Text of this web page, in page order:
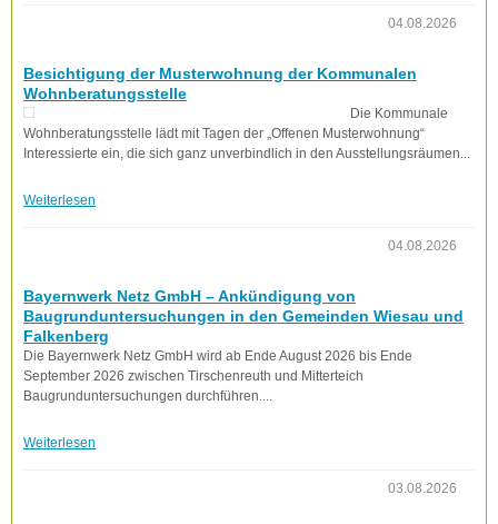
04.08.2026
Besichtigung der Musterwohnung der Kommunalen
Wohnberatungsstelle
Die Kommunale
Wohnberatungsstelle lädt mit Tagen der „Offenen Musterwohnung“
Interessierte ein, die sich ganz unverbindlich in den Ausstellungsräumen...
Weiterlesen
04.08.2026
Bayernwerk Netz GmbH – Ankündigung von
Baugrunduntersuchungen in den Gemeinden Wiesau und
Falkenberg
Die Bayernwerk Netz GmbH wird ab Ende August 2026 bis Ende
September 2026 zwischen Tirschenreuth und Mitterteich
Baugrunduntersuchungen durchführen....
Weiterlesen
03.08.2026